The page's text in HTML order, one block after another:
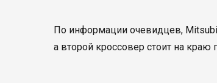
По информации очевидцев,
а второй кроссовер стоит на краю